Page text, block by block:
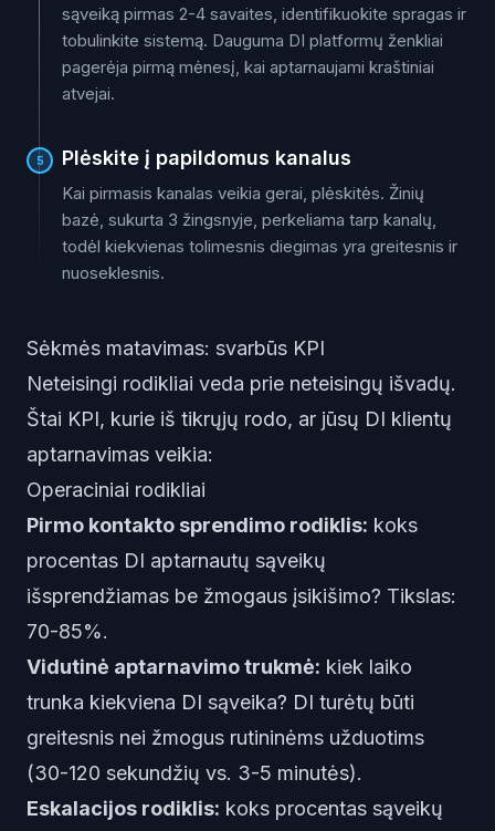
sąveiką pirmas 2-4 savaites, identifikuokite spragas ir
tobulinkite sistemą. Dauguma DI platformų ženkliai
pagerėja pirmą mėnesį, kai aptarnaujami kraštiniai
atvejai.
5 Plėskite į papildomus kanalus
Kai pirmasis kanalas veikia gerai, plėskitės. Žinių
bazė, sukurta 3 žingsnyje, perkeliama tarp kanalų,
todėl kiekvienas tolimesnis diegimas yra greitesnis ir
nuoseklesnis.
Sėkmės matavimas: svarbūs KPI
Neteisingi rodikliai veda prie neteisingų išvadų.
Štai KPI, kurie iš tikrųjų rodo, ar jūsų DI klientų
aptarnavimas veikia:
Operaciniai rodikliai
Pirmo kontakto sprendimo rodiklis: koks
procentas DI aptarnautų sąveikų
išsprendžiamas be žmogaus įsikišimo? Tikslas:
70-85%.
Vidutinė aptarnavimo trukmė: kiek laiko
trunka kiekviena DI sąveika? DI turėtų būti
greitesnis nei žmogus rutininėms užduotims
(30-120 sekundžių vs. 3-5 minutės).
Eskalacijos rodiklis: koks procentas sąveikų